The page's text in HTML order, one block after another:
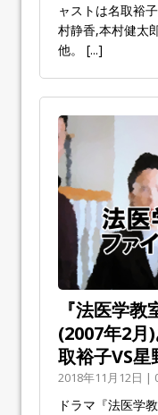
ャストは名取裕
村静香,本村健太
他。 [...]
『法医学教
(2007年2月
取裕子VS星
2018年11月12日 |
ドラマ『法医学